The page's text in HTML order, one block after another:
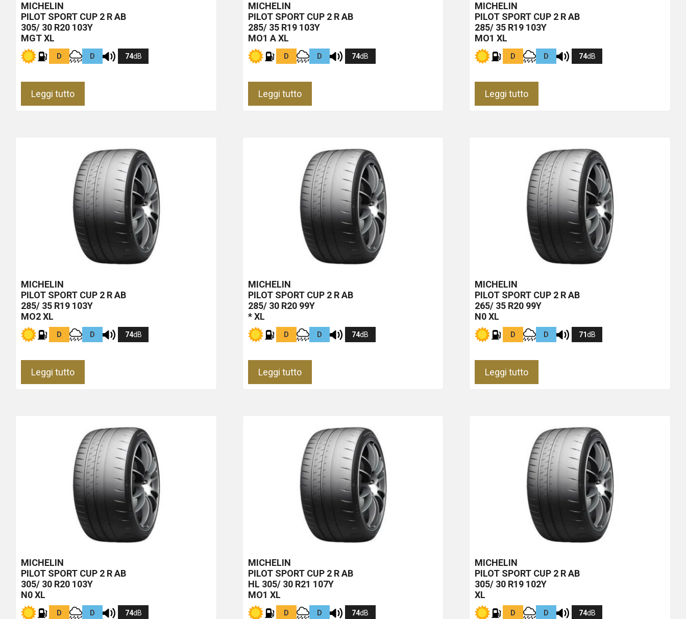
MICHELIN
PILOT SPORT CUP 2 RAB
305/ 30 R20 103Y
MGT XL
D D 74dB
Leggi tutto
MICHELIN
PILOT SPORT CUP 2 R AB
285/ 35 R19 103Y
MO1 A XL
D D 74dB
Leggi tutto
MICHELIN
PILOT SPORT CUP 2 R AB
285/ 35 R19 103Y
MO1 XL
D D 74dB
Leggi tutto
MICHELIN
PILOT SPORT CUP 2 RAB
285/ 35 R19 103Y
MO2 XL
D D 74dB
Leggi tutto
MICHELIN
PILOT SPORT CUP 2 R AB
285/ 30 R20 99Y
* XL
D D 74dB
Leggi tutto
MICHELIN
PILOT SPORT CUP 2 R AB
265/ 35 R20 99Y
N0 XL
D D 71dB
Leggi tutto
MICHELIN
PILOT SPORT CUP 2 RAB
305/ 30 R20 103Y
N0 XL
D D 74dB
MICHELIN
PILOT SPORT CUP 2 R AB
HL 305/ 30 R21 107Y
MO1 XL
D D 74dB
MICHELIN
PILOT SPORT CUP 2 R AB
305/ 30 R19 102Y
XL
D D 74dB